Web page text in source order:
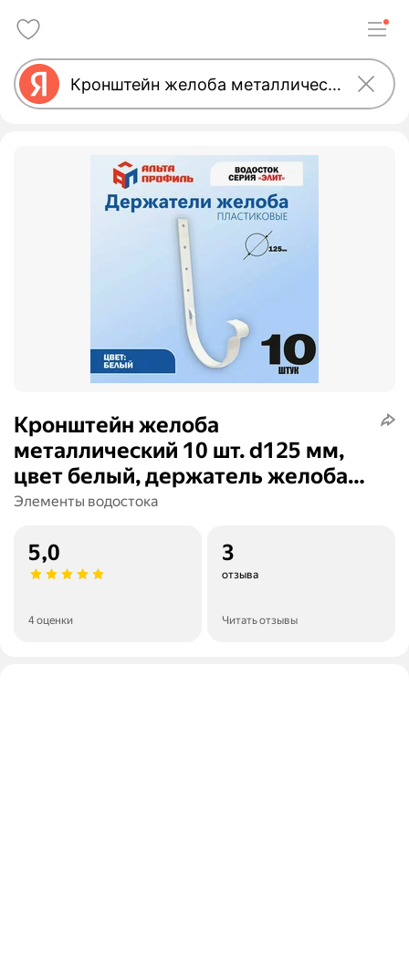
Кронштейн желоба
металлический 10 шт. d125 мм,
цвет белый, держатель желоба
карнизный для водосточной
Элементы водостока
5,0
4 оценки
3
отзыва
Читать отзывы